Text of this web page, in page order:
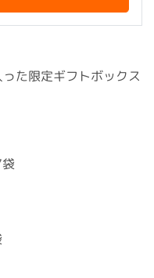
た限定ギフトボックス